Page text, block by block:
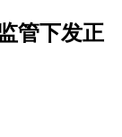
管下发正